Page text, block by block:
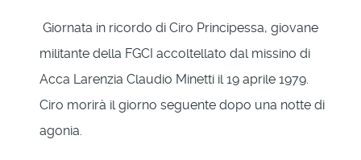
Giornata in ricordo di Ciro Principessa, giovane
militante della FGCI accoltellato dal missino di
Acca Larenzia Claudio Minetti il 19 aprile 1979.
Ciro morirà il giorno seguente dopo una notte di
agonia.